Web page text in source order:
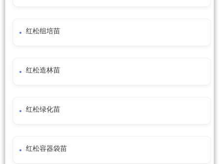
红松组培苗
红松造林苗
红松绿化苗
红松容器袋苗